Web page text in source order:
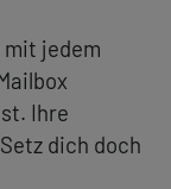
jedem
Ihre
dich doch